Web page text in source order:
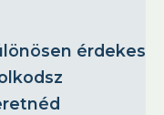
érdekes